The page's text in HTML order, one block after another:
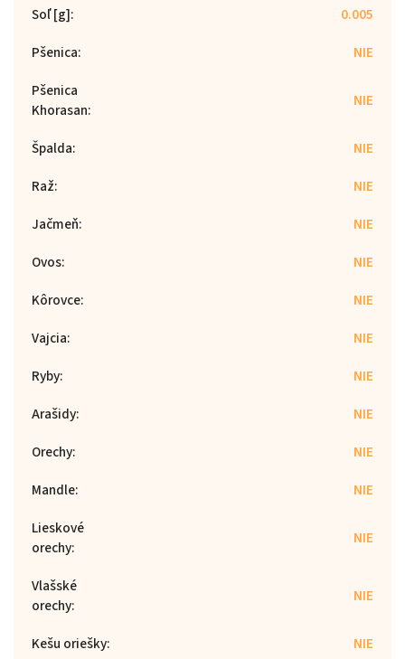
Soľ [g]:
0.005
Pšenica:
NIE
Pšenica
Khorasan: NIE
Špalda:
NIE
Raž:
NIE
Jačmeň:
NIE
Ovos:
NIE
Kôrovce:
NIE
Vajcia:
NIE
Ryby:
NIE
Arašidy:
NIE
Orechy:
NIE
Mandle:
NIE
Lieskové
orechy: NIE
Vlašské
orechy: NIE
Kešu oriešky:
NIE